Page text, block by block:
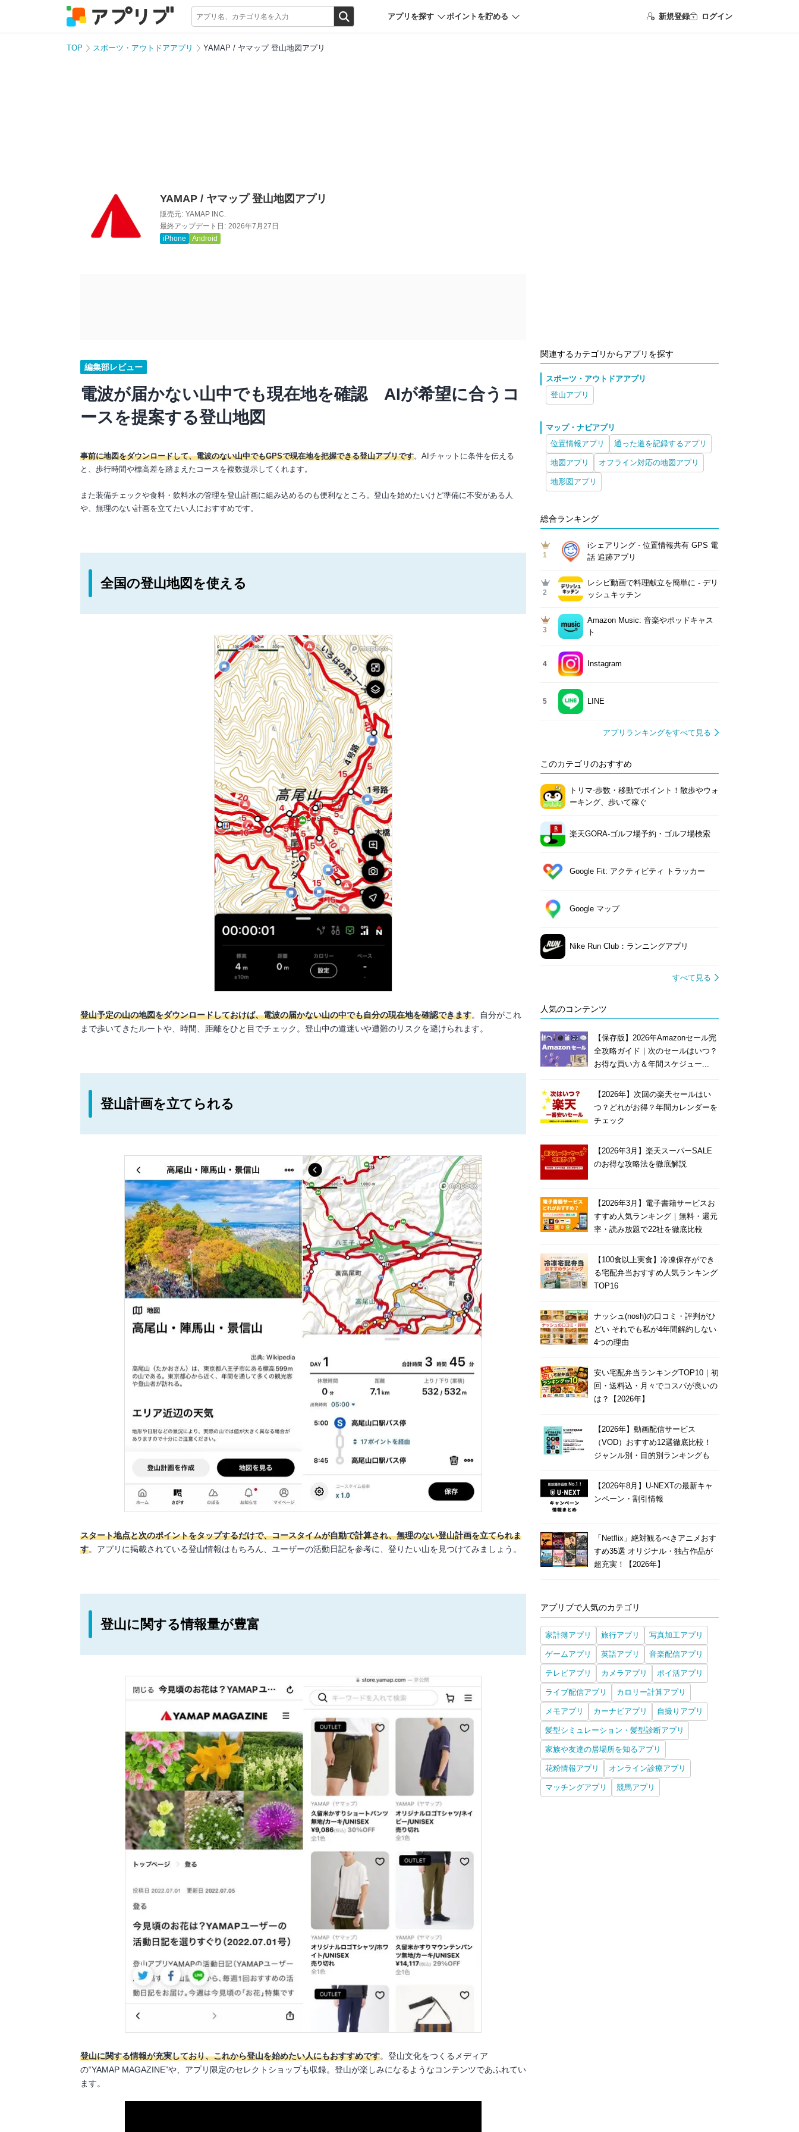
アプリを探す ポイントを貯める 新規登録 ログイン
TOP スポーツ・アウトドアアプリ YAMAP / ヤマップ 登山地図アプリ
YAMAP / ヤマップ 登山地図アプリ
販売元: YAMAP INC.
最終アップデート日: 2026年7月27日
iPhone
Android
編集部レビュー
電波が届かない山中でも現在地を確認 AIが希望に合うコ
ースを提案する登山地図
事前に地図をダウンロードして、電波のない山中でもGPSで現在地を把握できる登山アプリです。AIチャットに条件を伝える
と、歩行時間や標高差を踏まえたコースを複数提示してくれます。
また装備チェックや食料・飲料水の管理を登山計画に組み込めるのも便利なところ。登山を始めたいけど準備に不安がある人
や、無理のない計画を立てたい人におすすめです。
全国の登山地図を使える
登山予定の山の地図をダウンロードしておけば、電波の届かない山の中でも自分の現在地を確認できます。自分がこれ
まで歩いてきたルートや、時間、距離をひと目でチェック。登山中の道迷いや遭難のリスクを避けられます。
登山計画を立てられる
スタート地点と次のポイントをタップするだけで、コースタイムが自動で計算され、無理のない登山計画を立てられま
す。アプリに掲載されている登山情報はもちろん、ユーザーの活動日記を参考に、登りたい山を見つけてみましょう。
登山に関する情報量が豊富
登山に関する情報が充実しており、これから登山を始めたい人にもおすすめです。登山文化をつくるメディア
の“YAMAP MAGAZINE”や、アプリ限定のセレクトショップも収録。登山が楽しみになるようなコンテンツであふれてい
ます。
関連するカテゴリからアプリを探す
スポーツ・アウトドアアプリ
登山アプリ
マップ・ナビアプリ
位置情報アプリ
通った道を記録するアプリ
地図アプリ オフライン対応の地図アプリ
地形図アプリ
総合ランキング
1
iシェアリング - 位置情報共有 GPS 電
話 追跡アプリ
2
レシピ動画で料理献立を簡単‪に - デリ
ッシュキッチン
3
Amazon Music: 音楽やポッドキャス
ト
4 Instagram
5 LINE
アプリランキングをすべて見る
このカテゴリのおすすめ
トリマ-歩数・移動でポイント！散歩やウォ
ーキング、歩いて稼ぐ
楽天GORA-ゴルフ場予約・ゴルフ場検索
Google Fit: アクティビティ トラッカー
Google マップ
Nike Run Club：ランニングアプリ
すべて見る
人気のコンテンツ
【保存版】2026年Amazonセール完
全攻略ガイド｜次のセールはいつ？
お得な買い方＆年間スケジュー...
【2026年】次回の楽天セールはい
つ？どれがお得？年間カレンダーを
チェック
【2026年3月】楽天スーパーSALE
のお得な攻略法を徹底解説
【2026年3月】電子書籍サービスお
すすめ人気ランキング｜無料・還元
率・読み放題で22社を徹底比較
【100食以上実食】冷凍保存ができ
る宅配弁当おすすめ人気ランキング
TOP16
ナッシュ(nosh)の口コミ・評判がひ
どい それでも私が4年間解約しない
4つの理由
安い宅配弁当ランキングTOP10｜初
回・送料込・月々でコスパが良いの
は？【2026年】
【2026年】動画配信サービス
（VOD）おすすめ12選徹底比較！
ジャンル別・目的別ランキングも
【2026年8月】U-NEXTの最新キャ
ンペーン・割引情報
「Netflix」絶対観るべきアニメおす
すめ35選 オリジナル・独占作品が
超充実！【2026年】
アプリブで人気のカテゴリ
家計簿アプリ 旅行アプリ 写真加工アプリ
ゲームアプリ 英語アプリ 音楽配信アプリ
テレビアプリ カメラアプリ ポイ活アプリ
ライブ配信アプリ カロリー計算アプリ
メモアプリ カーナビアプリ 自撮りアプリ
髪型シミュレーション・髪型診断アプリ
家族や友達の居場所を知るアプリ
花粉情報アプリ オンライン診療アプリ
マッチングアプリ 競馬アプリ